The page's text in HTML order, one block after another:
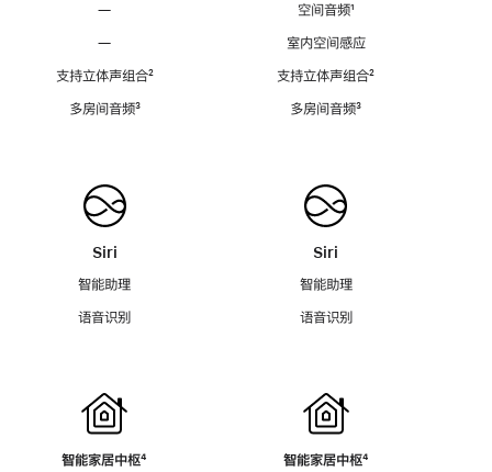
—
—
支持立体声组合脚
²
多房间音频脚
³
Siri
智能助理
语音识别
智能家居中枢脚
⁴
空间音频脚
¹
室内空间感应
支持立体声组合脚
²
多房间音频脚
³
Siri
智能助理
语音识别
智能家居中枢脚
⁴